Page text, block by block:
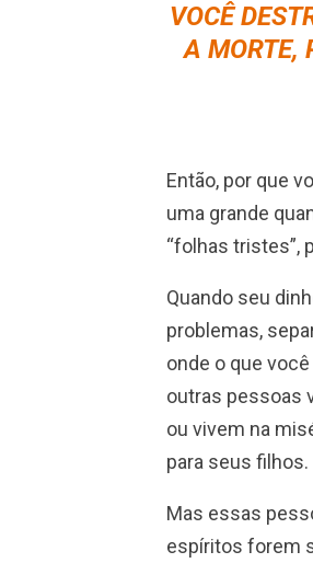
VOCÊ
A MORTE,
Então, por que
uma grande
“folhas tristes”,
Quando seu
problemas,
onde o que
outras pessoas
ou vivem na
para seus filhos.
Mas essas
espíritos forem